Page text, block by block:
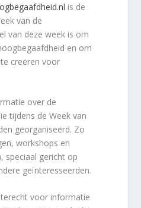
is de
van de
van deze week is om
en om
creëren voor
over de
tijdens de Week van
georganiseerd. Zo
workshops en
speciaal gericht op
geïnteresseerden.
voor informatie